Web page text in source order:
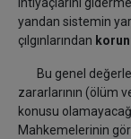
ihtiyaçlarını
yandan sistemin
çılgınlarından
Bu genel
zararlarının (ölüm
konusu
Mahkemelerinin